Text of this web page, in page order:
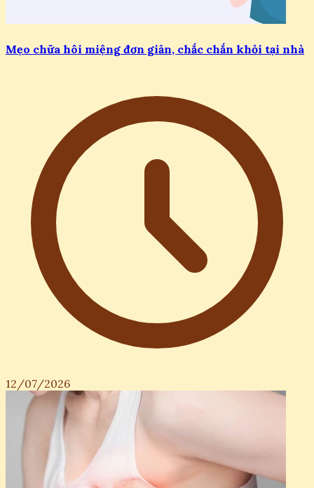
Mẹo chữa hôi miệng đơn giản, chắc chắn khỏi tại nhà
12/07/2026